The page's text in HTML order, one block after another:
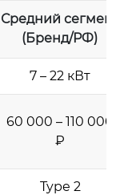
Средний
(Бренд/РФ)
7 – 22 кВт
60 000 – 110 000
₽
Type 2